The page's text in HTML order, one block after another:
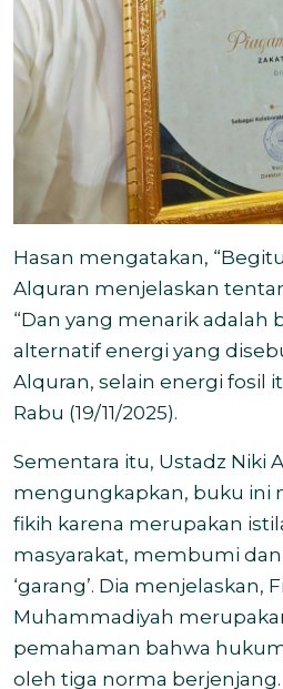
Hasan mengatakan,
Alquran menjelaskan
“Dan yang menarik adalah
alternatif energi yang
Alquran, selain energi fosil
Rabu (19/11/2025).
Sementara itu, Ustadz Niki
mengungkapkan, buku ini
fikih karena merupakan
masyarakat, membumi
‘garang’. Dia menjelaskan,
Muhammadiyah
pemahaman bahwa
oleh tiga norma berjenjang.